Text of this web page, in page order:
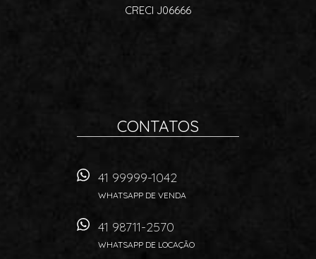
CRECI J06666
CONTATOS
41 99999-1042
WHATSAPP DE VENDA
41 98711-2570
WHATSAPP DE LOCAÇÃO